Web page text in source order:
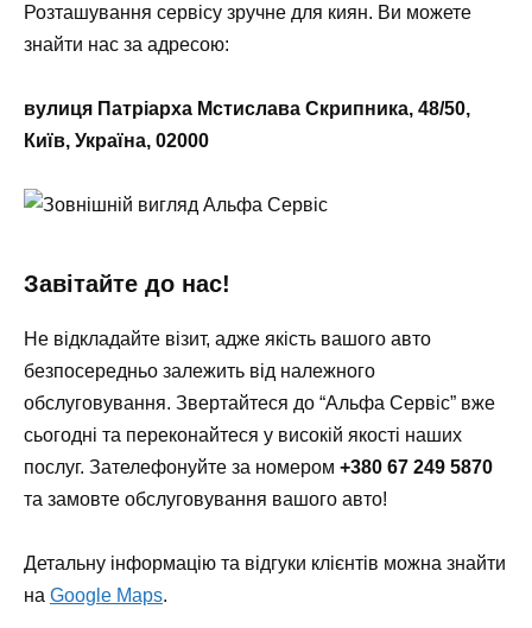
Розташування сервісу зручне для киян. Ви можете
знайти нас за адресою:
вулиця Патріарха Мстислава Скрипника, 48/50,
Київ, Україна, 02000
Завітайте до нас!
Не відкладайте візит, адже якість вашого авто
безпосередньо залежить від належного
обслуговування. Звертайтеся до “Альфа Сервіс” вже
сьогодні та переконайтеся у високій якості наших
послуг. Зателефонуйте за номером +380 67 249 5870
та замовте обслуговування вашого авто!
Детальну інформацію та відгуки клієнтів можна знайти
на Google Maps.